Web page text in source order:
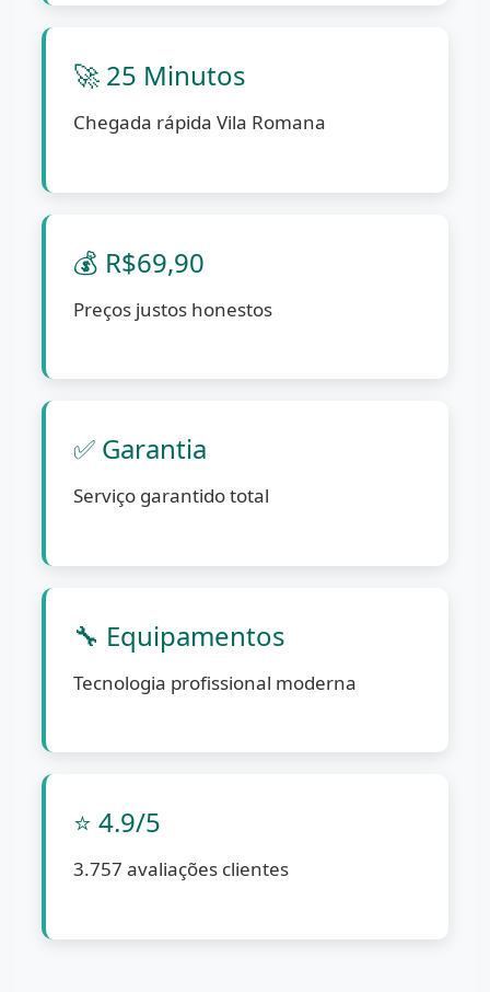
🚀 25 Minutos
Chegada rápida Vila Romana
💰 R$69,90
Preços justos honestos
✅ Garantia
Serviço garantido total
🔧 Equipamentos
Tecnologia profissional moderna
⭐ 4.9/5
3.757 avaliações clientes